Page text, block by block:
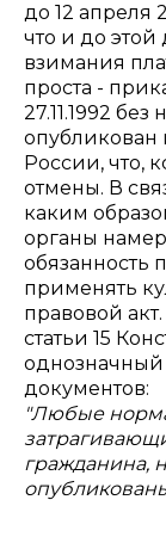
до 12 апреля
что и до
взимания
проста -
27.11.1992
опубликован
России, что,
отмены. В
каким
органы
обязанность
применять
правовой
статьи 15
документов:
"Любые
гражданина,